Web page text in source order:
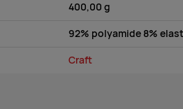
400,00 g
92% polyamide 8%
Craft